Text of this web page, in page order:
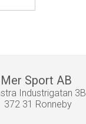
Mer Sport AB
Industrigatan 3B
372 31 Ronneby